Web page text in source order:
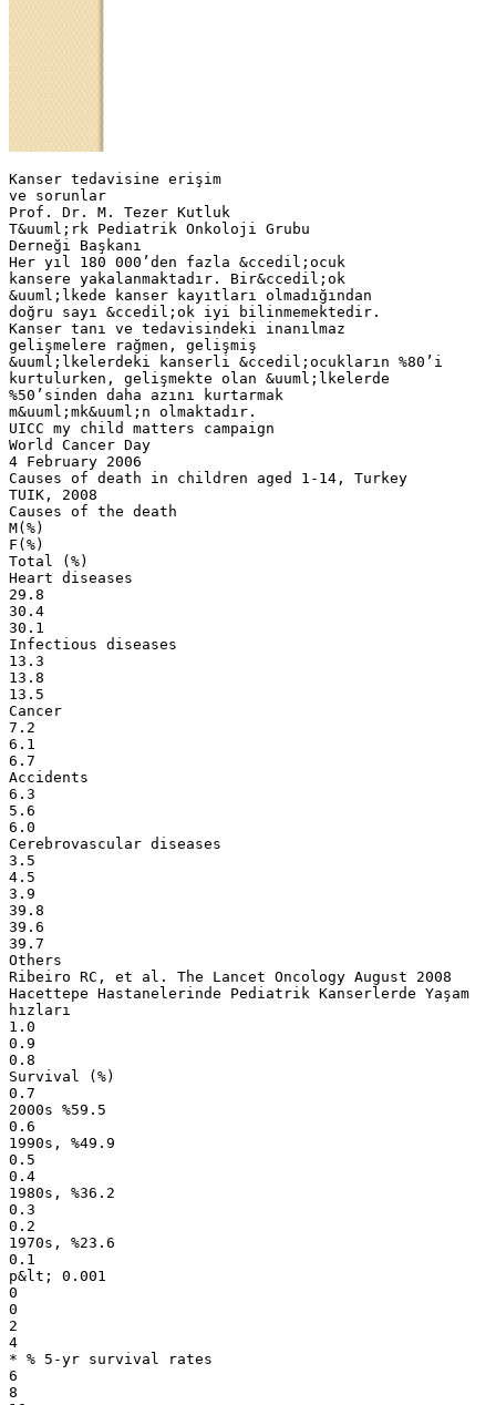
Kanser tedavisine erişim
ve sorunlar
Prof. Dr. M. Tezer Kutluk
T&uuml;rk Pediatrik Onkoloji Grubu
Derneği Başkanı
Her yıl 180 000’den fazla &ccedil;ocuk
kansere yakalanmaktadır. Bir&ccedil;ok
&uuml;lkede kanser kayıtları olmadığından
doğru sayı &ccedil;ok iyi bilinmemektedir.
Kanser tanı ve tedavisindeki inanılmaz
gelişmelere rağmen, gelişmiş
&uuml;lkelerdeki kanserli &ccedil;ocukların %80’i
kurtulurken, gelişmekte olan &uuml;lkelerde
%50’sinden daha azını kurtarmak
m&uuml;mk&uuml;n olmaktadır.
UICC my child matters campaign
World Cancer Day
4 February 2006
Causes of death in children aged 1-14, Turkey
TUIK, 2008
Causes of the death
M(%)
F(%)
Total (%)
Heart diseases
29.8
30.4
30.1
Infectious diseases
13.3
13.8
13.5
Cancer
7.2
6.1
6.7
Accidents
6.3
5.6
6.0
Cerebrovascular diseases
3.5
4.5
3.9
39.8
39.6
39.7
Others
Ribeiro RC, et al. The Lancet Oncology August 2008
Hacettepe Hastanelerinde Pediatrik Kanserlerde Yaşam
hızları
1.0
0.9
0.8
Survival (%)
0.7
2000s %59.5
0.6
1990s, %49.9
0.5
0.4
1980s, %36.2
0.3
0.2
1970s, %23.6
0.1
p&lt; 0.001
0
0
2
4
* % 5-yr survival rates
6
8